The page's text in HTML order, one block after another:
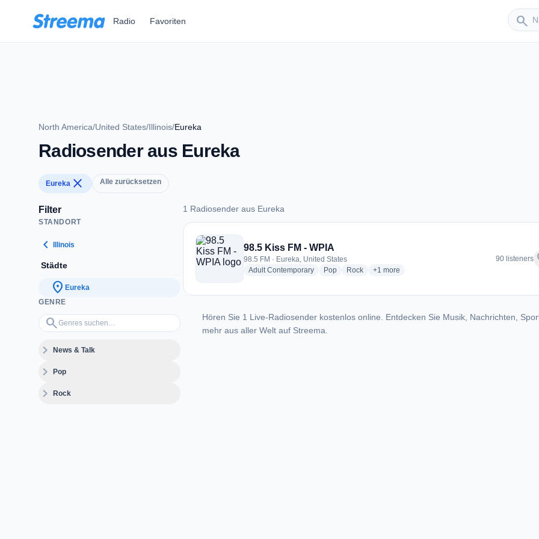
Radio Favoriten search
Sender
North America/United States/Illinois/Eureka
Radiosender aus Eureka
Eureka close Alle zurücksetzen
Filter
STANDORT
chevron_left Illinois
Städte
location_on Eureka
GENRE
search
Genres suchen…
expand_moreNews & Talk
expand_morePop
expand_moreRock
1 Radiosender aus Eureka
1 Radiosender aus Eureka
98.5 Kiss FM - WPIA
98.5 FM · Eureka, United States
Adult Contemporaryradio stations
Popradio stations
Rockradio stations
+1 more genres for 98.5 Kiss FM - WPIA
more
90 listeners
Hören Sie 1 Live-Radiosender kostenlos online. Entdecken Sie Musik, Nachrichten,
mehr aus aller Welt auf Streema.